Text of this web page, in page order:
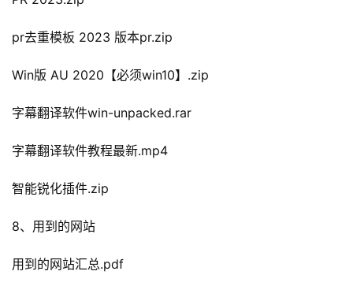
pr去重模板 2023 版本pr.zip
Win版 AU 2020【必须win10】.zip
字幕翻译软件win-unpacked.rar
字幕翻译软件教程最新.mp4
智能锐化插件.zip
8、用到的网站
用到的网站汇总.pdf